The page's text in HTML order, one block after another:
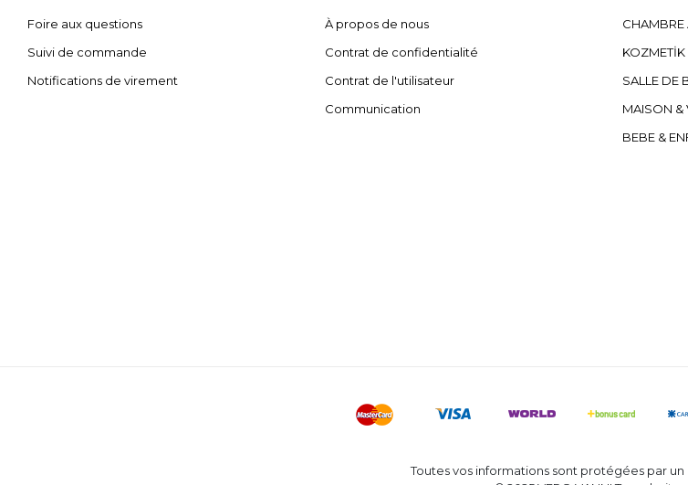
Foire aux questions
Suivi de commande
Notifications de virement
À propos de nous
Contrat de confidentialité
Contrat de l'utilisateur
Communication
CHAMBRE
KOZMETİK
SALLE DE
MAISON &
BEBE &
Toutes vos informations sont protégées par un